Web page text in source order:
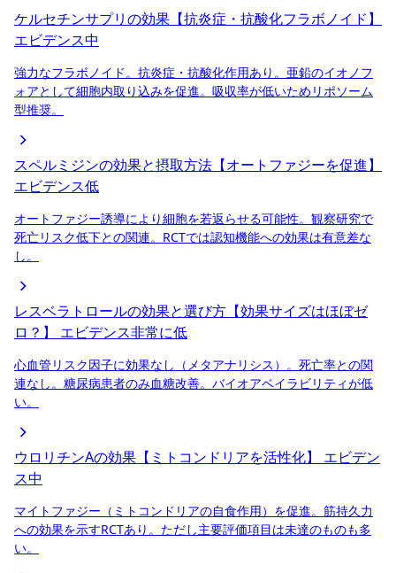
ケルセチンサプリの効果【抗炎症・抗酸化フラボノイド】
エビデンス中
強力なフラボノイド。抗炎症・抗酸化作用あり。亜鉛のイオノフ
ォアとして細胞内取り込みを促進。吸収率が低いためリポソーム
型推奨。
スペルミジンの効果と摂取方法【オートファジーを促進】
エビデンス低
オートファジー誘導により細胞を若返らせる可能性。観察研究で
死亡リスク低下との関連。RCTでは認知機能への効果は有意差な
し。
レスベラトロールの効果と選び方【効果サイズはほぼゼ
ロ？】
エビデンス非常に低
心血管リスク因子に効果なし（メタアナリシス）。死亡率との関
連なし。糖尿病患者のみ血糖改善。バイオアベイラビリティが低
い。
ウロリチンAの効果【ミトコンドリアを活性化】
エビデン
ス中
マイトファジー（ミトコンドリアの自食作用）を促進。筋持久力
への効果を示すRCTあり。ただし主要評価項目は未達のものも多
い。